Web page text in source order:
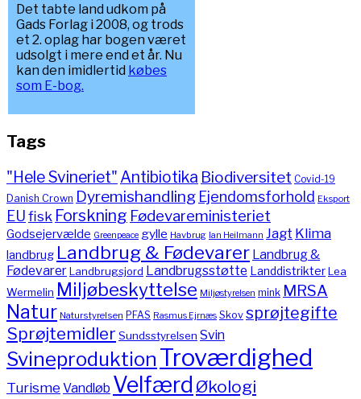
Det tabte land udkom på
Gads Forlag i 2008, og trods
et 2. oplag har bogen været
udsolgt i mere end et år. Nu
kan den imidlertid købes
som E-bog.
Tags
"Hele Svineriet" Antibiotika Biodiversitet Covid-19
Danish Crown Dyremishandling Ejendomsforhold Eksport
EUfisk Forskning Fødevareministeriet
Godsejervælde Greenpeace gylle Havbrug Ian Heilmann Jagt Klima
landbrug Landbrug & Fødevarer Landbrug &
FødevarerLandbrugsjord Landbrugsstøtte LanddistrikterLea
Wermelin Miljøbeskyttelse Miljøstyrelsen mink MRSA
Natur Naturstyrelsen PFAS Rasmus Ejrnæs Skov sprøjtegifte
Sprøjtemidler Sundsstyrelsen Svin
Svineproduktion Troværdighed
TurismeVandløb Velfærd Økologi